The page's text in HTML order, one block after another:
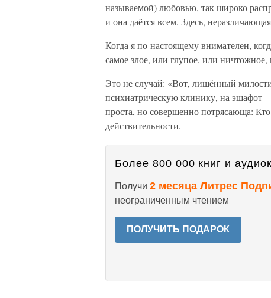
называемой) любовью, так широко
и она даётся всем. Здесь,
Когда я по-настоящему внимателен,
самое злое, или глупое, или
Это не случай: «Вот, лишённый
психиатрическую клинику, на эшафот
проста, но совершенно потрясающа:
действительности.
Более 800 000 книг и
Получи 2 месяца Литрес
неограниченным чтением
ПОЛУЧИТЬ ПОДАРОК